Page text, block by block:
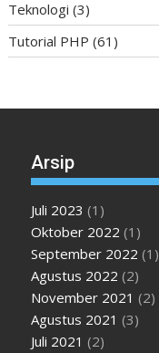
Teknologi (3)
Tutorial PHP (61)
Arsip
Juli 2023 (1)
Oktober 2022 (1)
September 2022 (1)
Agustus 2022 (2)
November 2021 (2)
Agustus 2021 (3)
Juli 2021 (2)